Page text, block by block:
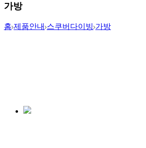
가방
홈 제품안내 스쿠버다이빙 가방